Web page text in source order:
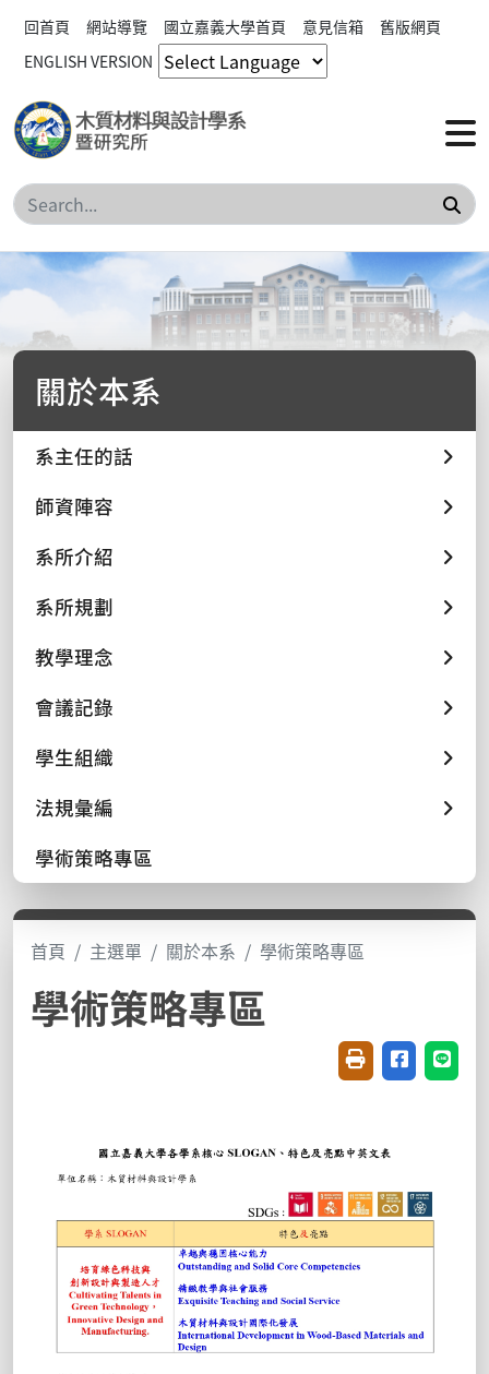
回首頁 網站導覽 國立嘉義大學首頁 意見信箱
舊版網頁
ENGLISH VERSION
搜
關於本系
系主任的話
師資陣容
系所介紹
系所規劃
教學理念
會議記錄
學生組織
法規彙編
學術策略專區
首頁 主選單 關於本系 學術策略專區
學術策略專區
友善列印(開新視
分享至臉書
分享